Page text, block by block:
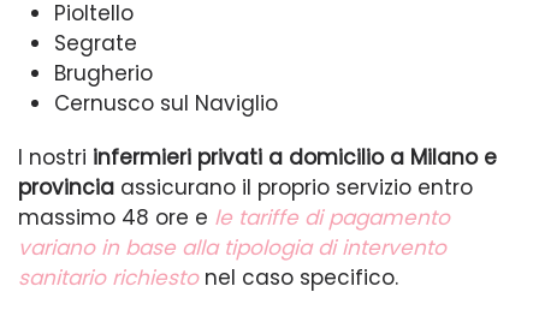
Pioltello
Segrate
Brugherio
Cernusco sul Naviglio
I nostri infermieri privati a domicilio a Milano e
provincia assicurano il proprio servizio entro
massimo 48 ore e le tariffe di pagamento
variano in base alla tipologia di intervento
sanitario richiestonel caso specifico.